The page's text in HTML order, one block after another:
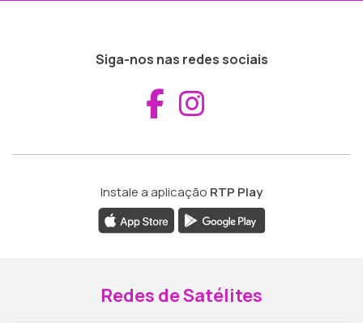
Siga-nos nas redes sociais
Aceder ao
Instale a aplicação RTP Play
Redes de Satélites